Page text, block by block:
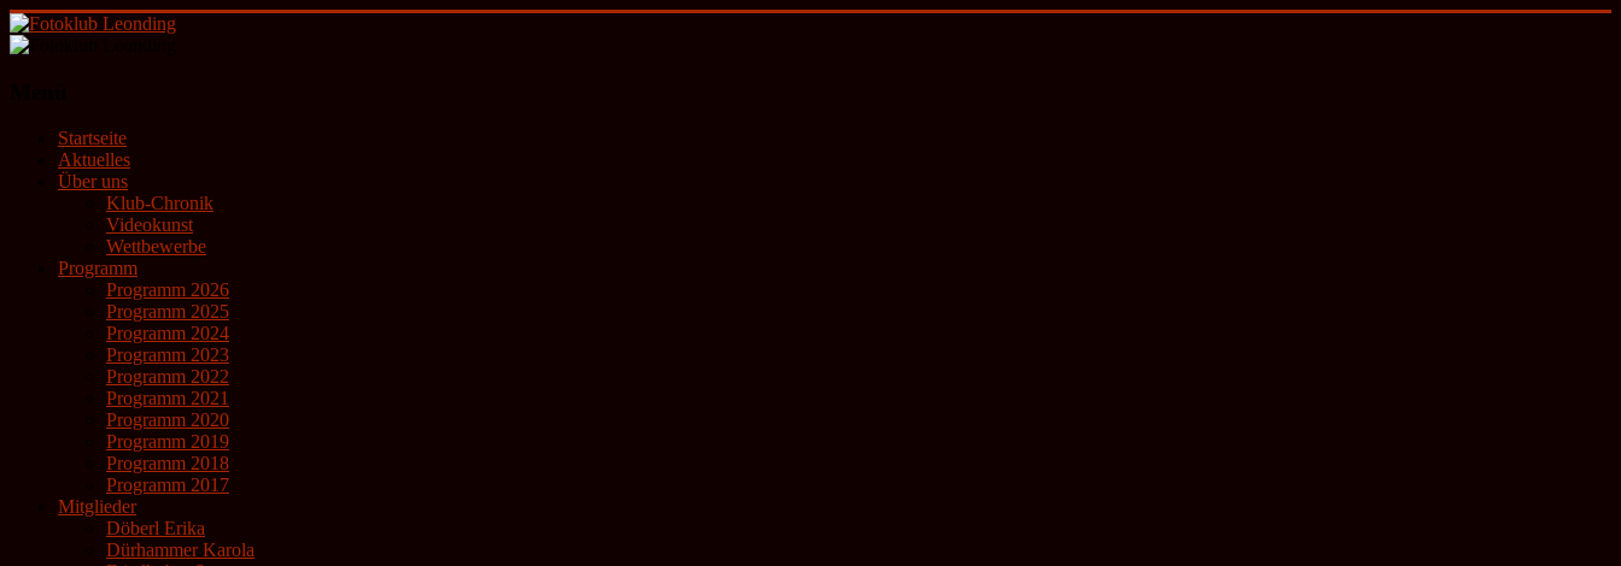
Zum
Inhalt
künstlerische
Fotografie
Startseite
Aktuelles
Über uns
Klub-Chronik
Videokunst
Wettbewerbe
Programm
Programm 2026
Programm 2025
Programm 2024
Programm 2023
Programm 2022
Programm 2021
Programm 2020
Programm 2019
Programm 2018
Programm 2017
Mitglieder
Döberl Erika
Dürhammer Karola